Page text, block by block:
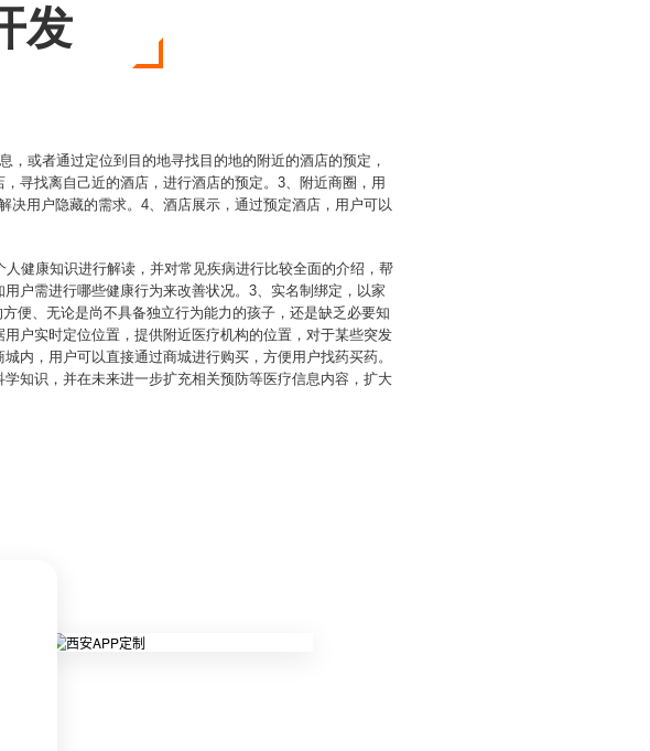
发
或者通过定位到目的地寻找目的地的附近的酒店的预定，
寻找离自己近的酒店，进行酒店的预定。3、附近商圈，用
决用户隐藏的需求。4、酒店展示，通过预定酒店，用户可以
健康知识进行解读，并对常见疾病进行比较全面的介绍，帮
户需进行哪些健康行为来改善状况。3、实名制绑定，以家
便、无论是尚不具备独立行为能力的孩子，还是缺乏必要知
户实时定位位置，提供附近医疗机构的位置，对于某些突发
内，用户可以直接通过商城进行购买，方便用户找药买药。
知识，并在未来进一步扩充相关预防等医疗信息内容，扩大